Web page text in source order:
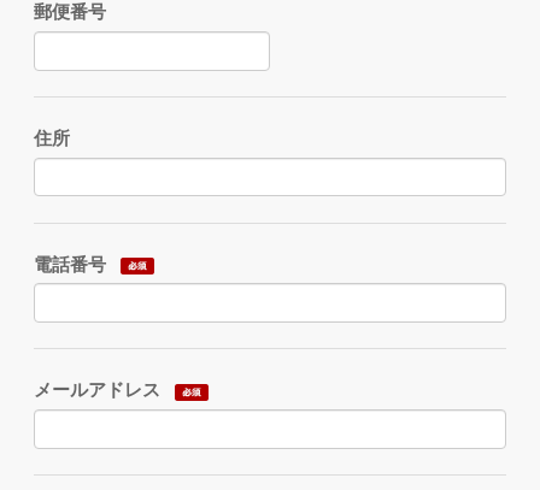
郵便番号
住所
電話番号
メールアドレス